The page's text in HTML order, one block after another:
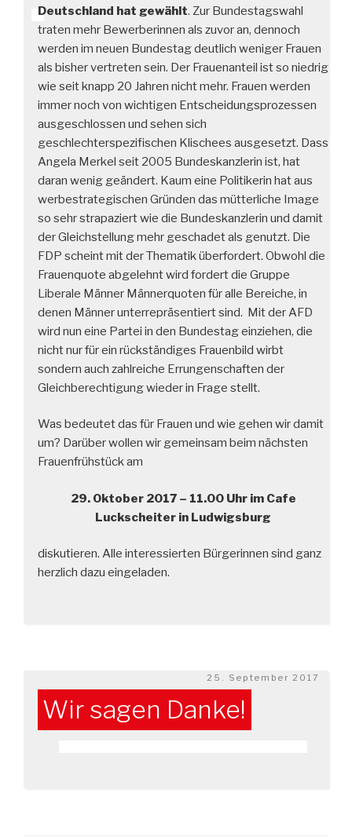
Deutschland hat gewählt. Zur Bundestagswahl
traten mehr Bewerberinnen als zuvor an, dennoch
werden im neuen Bundestag deutlich weniger Frauen
als bisher vertreten sein. Der Frauenanteil ist so niedrig
wie seit knapp 20 Jahren nicht mehr. Frauen werden
immer noch von wichtigen Entscheidungsprozessen
ausgeschlossen und sehen sich
geschlechterspezifischen Klischees ausgesetzt. Dass
Angela Merkel seit 2005 Bundeskanzlerin ist, hat
daran wenig geändert. Kaum eine Politikerin hat aus
werbestrategischen Gründen das mütterliche Image
so sehr strapaziert wie die Bundeskanzlerin und damit
der Gleichstellung mehr geschadet als genutzt. Die
FDP scheint mit der Thematik überfordert. Obwohl die
Frauenquote abgelehnt wird fordert die Gruppe
Liberale Männer Männerquoten für alle Bereiche, in
denen Männer unterrepräsentiert sind. Mit der AFD
wird nun eine Partei in den Bundestag einziehen, die
nicht nur für ein rückständiges Frauenbild wirbt
sondern auch zahlreiche Errungenschaften der
Gleichberechtigung wieder in Frage stellt.
Was bedeutet das für Frauen und wie gehen wir damit
um? Darüber wollen wir gemeinsam beim nächsten
Frauenfrühstück am
29. Oktober 2017 – 11.00 Uhr im Cafe
Luckscheiter in Ludwigsburg
diskutieren. Alle interessierten Bürgerinnen sind ganz
herzlich dazu eingeladen.
Veröffentlicht
am
25. September 2017
Wir sagen Danke!